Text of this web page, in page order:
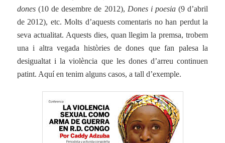
dones(10 de desembre de 2012), Dones i poesia (9 d’abril
de 2012), etc. Molts d’aquests comentaris no han perdut la
seva actualitat. Aquests dies, quan llegim la premsa, trobem
una i altra vegada històries de dones que fan palesa la
desigualtat i la violència que les dones d’arreu continuen
patint. Aquí en tenim alguns casos, a tall d’exemple.